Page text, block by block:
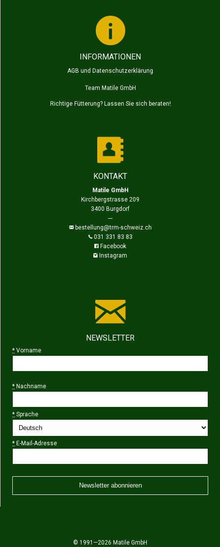
INFORMATIONEN
AGB und Datenschutzerklärung
Team Matile GmbH
Richtige Fütterung? Lassen Sie sich beraten!
KONTAKT
Matile GmbH
Kirchbergstrasse 209
3400 Burgdorf
---
bestellung@trm-schweiz.ch
031 331 83 83
Facebook
Instagram
NEWSLETTER
* Vorname
* Nachname
* Sprache
* E-Mail-Adresse
© 1991—2026 Matile GmbH